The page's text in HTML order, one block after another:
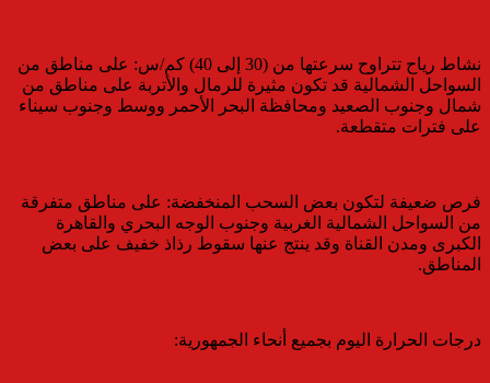
​نشاط رياح تتراوح سرعتها من (30 إلى 40) كم/س: على مناطق من
السواحل الشمالية قد تكون مثيرة للرمال والأتربة على مناطق من
شمال وجنوب الصعيد ومحافظة البحر الأحمر ووسط وجنوب سيناء
على فترات متقطعة.
​فرص ضعيفة لتكون بعض السحب المنخفضة: على مناطق متفرقة
من السواحل الشمالية الغربية وجنوب الوجه البحري والقاهرة
الكبرى ومدن القناة وقد ينتج عنها سقوط رذاذ خفيف على بعض
المناطق.
درجات الحرارة اليوم بجميع أنحاء الجمهورية: